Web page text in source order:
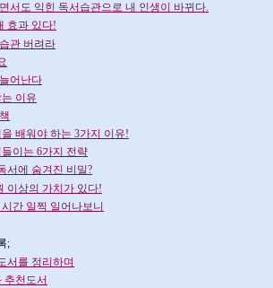
서도 익힌 독서습관으로 내 인생이 바뀌다.
효과 있다!
관 버려라
어난다
이유
배워야 하는 3가지 이유!
이는 6가지 전략
서에 숨겨진 비밀?
이상의 가치가 있다!
간 일찍 일어나보니
;
서를 정리하며
추천도서